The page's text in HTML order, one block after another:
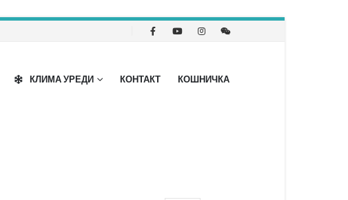
КЛИМА УРЕДИ КОНТАКТ КОШНИЧКА